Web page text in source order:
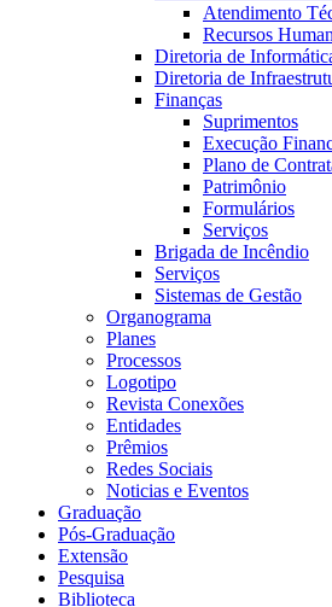
Atendimento
Recursos
Diretoria de
Diretoria de
Finanças
Suprimentos
Execução
Plano de
Patrimônio
Formulários
Serviços
Brigada de Incêndio
Serviços
Sistemas de Gestão
Organograma
Planes
Processos
Logotipo
Revista Conexões
Entidades
Prêmios
Redes Sociais
Noticias e Eventos
Graduação
Pós-Graduação
Extensão
Pesquisa
Biblioteca